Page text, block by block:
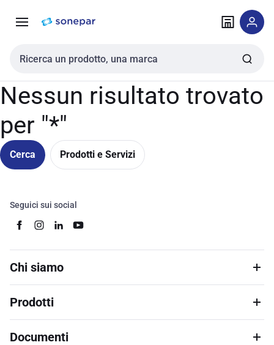
navigazione alla
Cerca input
Nessun risultato trovato
per "*"
Cerca Prodotti e Servizi
Seguici sui social
Chi siamo
Prodotti
Documenti